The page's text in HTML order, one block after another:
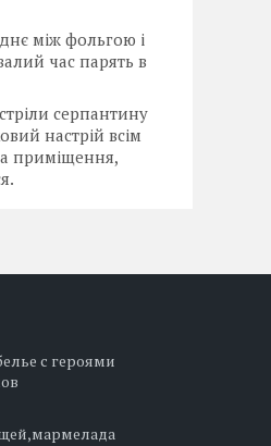
між фольгою і
час парять в
серпантину
настрій всім
приміщення,
с героями